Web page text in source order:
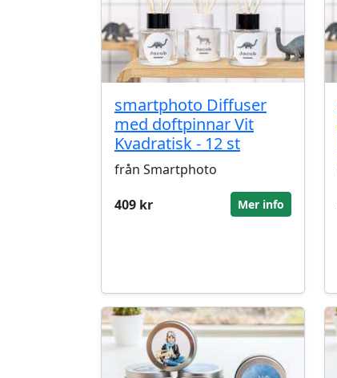
smartphoto Diffuser
med doftpinnar Vit
Kvadratisk - 12 st
från Smartphoto
409 kr
Mer info